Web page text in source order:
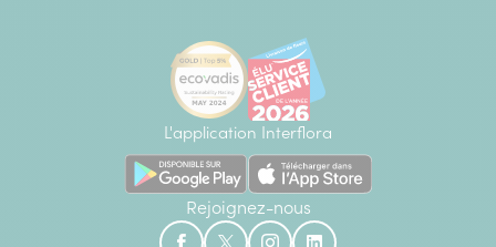
L'application Interflora
Rejoignez-nous